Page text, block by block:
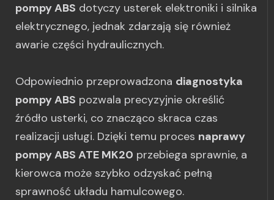
pompy ABS dotyczy usterek elektroniki i silnika
elektrycznego, jednak zdarzają się również
awarie części hydraulicznych.
Odpowiednio przeprowadzona diagnostyka
pompy ABS pozwala precyzyjnie określić
źródło usterki, co znacząco skraca czas
realizacji usługi. Dzięki temu proces naprawy
pompy ABS ATE MK20 przebiega sprawnie, a
kierowca może szybko odzyskać pełną
sprawność układu hamulcowego.